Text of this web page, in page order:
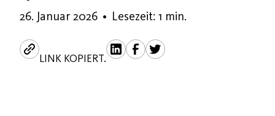
26. Januar 202626. Januar 2026
• Lesezeit: 1 min.
LINK KOPIERT.